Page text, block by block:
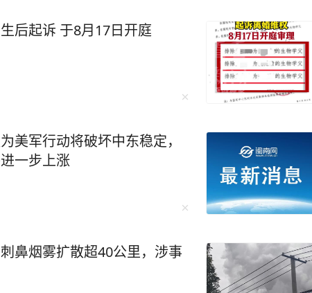
知其中藏着生命的大智慧——“当热闹如潮水般退去，露
心的声音。学会孤独，不要追求表面的繁忙。 是的，
去参加一个并不喜欢的聚会，而自己却显得格格不入，
绑架，才能腾空来，好好读一本好书，打磨一项技能，
会发现，你的圈子小而精，没
活中少了凑数的人，却多了“重量”。 平庸的人用热
成就自我。人生路漫漫，如果你不再为人际关系烦恼，
，一个人扛起一个连，他渐渐在独处中明白，把每一件
志，也塑
好的自己，成为了尖子中的佼佼者。 觉醒后的我
后起诉 于8月17日开庭
美军行动将破坏中东稳定，
一步上涨
鼻烟雾扩散超40公里，涉事